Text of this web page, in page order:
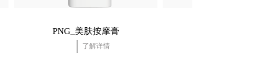
PNG_美肤按摩膏
了解详情